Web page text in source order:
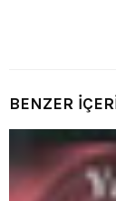
BENZER